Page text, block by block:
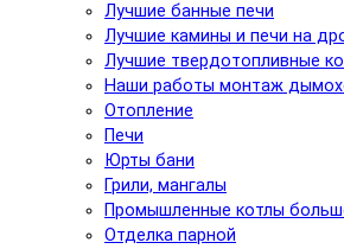
Лучшие банные печи
Лучшие камины и печи на
Лучшие твердотопливные
Наши работы монтаж
Отопление
Печи
Юрты бани
Грили, мангалы
Промышленные котлы
Отделка парной